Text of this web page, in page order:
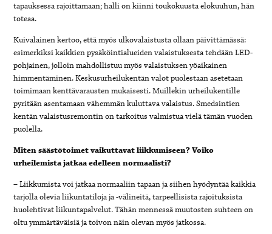
tapauksessa rajoittamaan; halli on kiinni toukokuusta elokuuhun, hän
toteaa.
Kuivalainen kertoo, että myös ulkovalaistusta ollaan päivittämässä:
esimerkiksi kaikkien pysäköintialueiden valaistuksesta tehdään LED-
pohjainen, jolloin mahdollistuu myös valaistuksen yöaikainen
himmentäminen. Keskusurheilukentän valot puolestaan asetetaan
toimimaan kenttävarausten mukaisesti. Muillekin urheilukentille
pyritään asentamaan vähemmän kuluttava valaistus. Smedsintien
kentän valaistusremontin on tarkoitus valmistua vielä tämän vuoden
puolella.
Miten säästötoimet vaikuttavat liikkumiseen? Voiko
urheilemista jatkaa edelleen normaalisti?
– Liikkumista voi jatkaa normaaliin tapaan ja siihen hyödyntää kaikkia
tarjolla olevia liikuntatiloja ja -välineitä, tarpeellisista rajoituksista
huolehtivat liikuntapalvelut. Tähän mennessä muutosten suhteen on
oltu ymmärtäväisiä ja toivon näin olevan myös jatkossa.